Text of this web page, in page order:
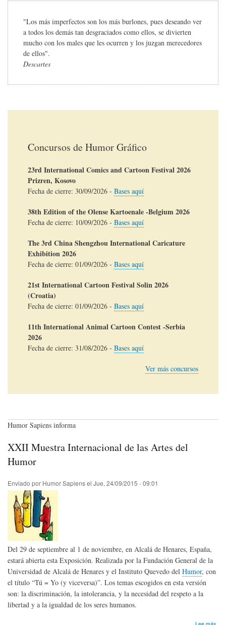
"Los más imperfectos son los más burlones, pues deseando ver
a todos los demás tan desgraciados como ellos, se divierten
mucho con los males que les ocurren y los juzgan merecedores
de ellos".
Descartes
Concursos de Humor Gráfico
23rd International Comics and Cartoon Festival 2026
Prizren, Kosovo
Fecha de cierre: 30/09/2026 - Bases aquí
38th Edition of the Olense Kartoenale -Belgium 2026
Fecha de cierre: 10/09/2026 - Bases aquí
The 3rd China Shengzhou International Caricature
Exhibition 2026
Fecha de cierre: 01/09/2026 - Bases aquí
21st International Cartoon Festival Solin 2026
(Croatia)
Fecha de cierre: 01/09/2026 - Bases aquí
11th International Animal Cartoon Contest -Serbia
2026
Fecha de cierre: 31/08/2026 - Bases aquí
Ver más concursos
Humor Sapiens informa
XXII Muestra Internacional de las Artes del
Humor
Enviado por Humor Sapiensel Jue, 24/09/2015 - 09:01
Del 29 de septiembre al 1 de noviembre, en Alcalá de Henares, España,
estará abierta esta Exposición. Realizada por la Fundación General de la
Universidad de Alcalá de Henares y el Instituto Quevedo del Humor, con
el título “Tú = Yo (y viceversa)”. Los temas escogidos en esta versión
son: la discriminación, la intolerancia, y la necesidad del respeto a la
libertad y a la igualdad de los seres humanos.